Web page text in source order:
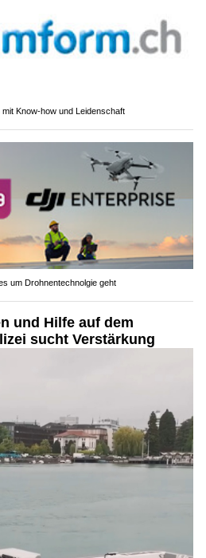
Know-how und Leidenschaft
um Drohnentechnolgie geht
und Hilfe auf dem
sucht Verstärkung